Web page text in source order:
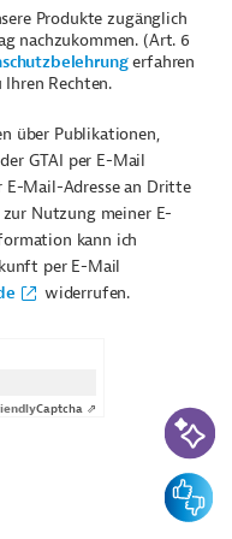
Produkte zugänglich
nachzukommen. (Art. 6
erfahren
Ihren Rechten.
über Publikationen,
GTAI per E-Mail
E-Mail-Adresse an Dritte
Nutzung meiner E-
kann ich
per E-Mail
widerrufen.
Captcha ⇗ KI-